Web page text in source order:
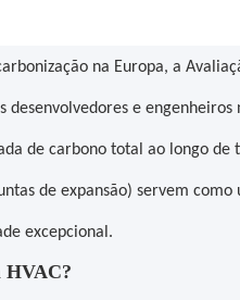
na Europa, a
e
de carbono total ao longo
de expansão) servem
excepcional.
HVAC?